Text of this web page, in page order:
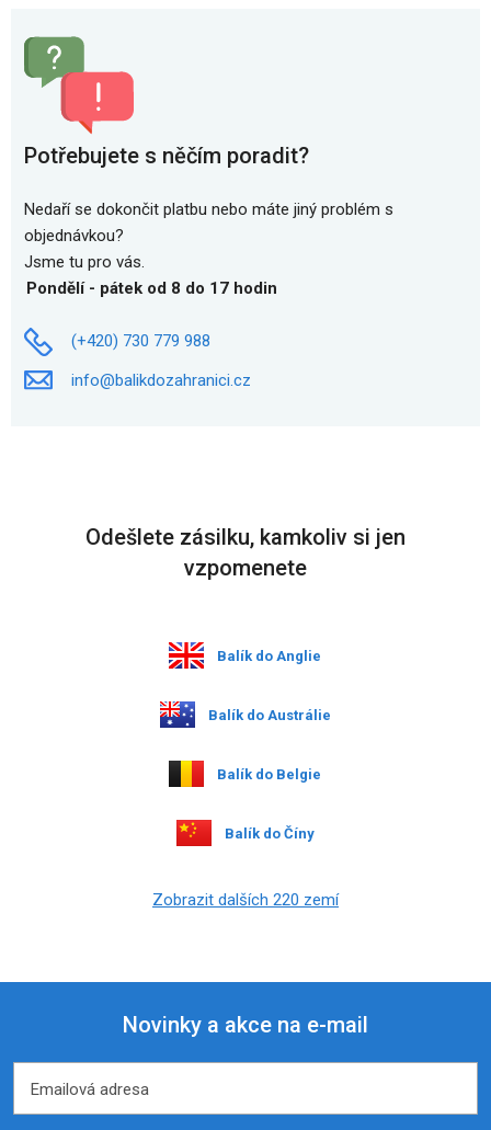
Potřebujete s něčím poradit?
Nedaří se dokončit platbu nebo máte jiný problém s
objednávkou?
Jsme tu pro vás.
Pondělí - pátek od 8 do 17 hodin
(+420) 730 779 988
info@balikdozahranici.cz
Odešlete zásilku, kamkoliv si jen
vzpomenete
Balík do Anglie
Balík do Austrálie
Balík do Belgie
Balík do Číny
Zobrazit dalších 220 zemí
Novinky a akce na e-mail
Emailová adresa